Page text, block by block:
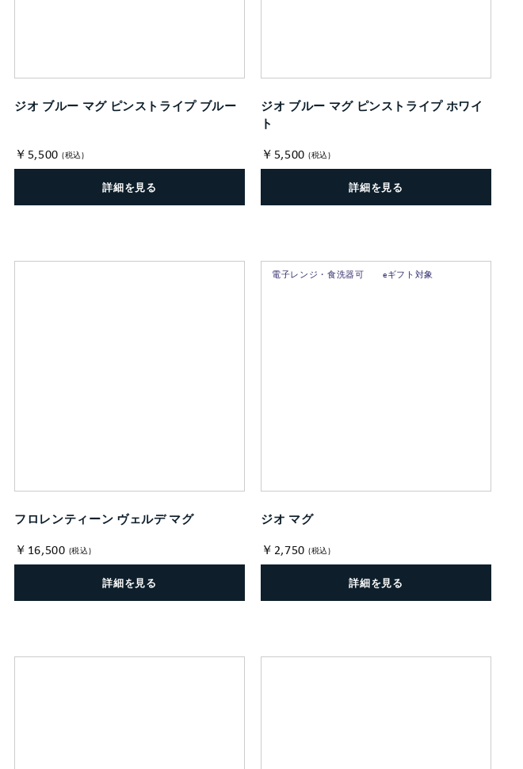
ジオ ブルー マグ ピンストライプ ブルー
￥5,500 (税込)
詳細を見る
ジオ ブルー マグ ピンストライプ ホワイ
ト
￥5,500 (税込)
詳細を見る
フロレンティーン ヴェルデ マグ
￥16,500 (税込)
詳細を見る
電子レンジ・食洗器可 eギフト対象
ジオ マグ
￥2,750 (税込)
詳細を見る